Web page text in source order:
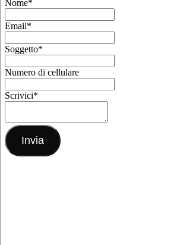
Nome*
Email*
Soggetto*
Numero di cellulare
Scrivici*
Invia